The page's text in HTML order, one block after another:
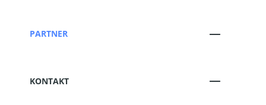
PARTNER
KONTAKT